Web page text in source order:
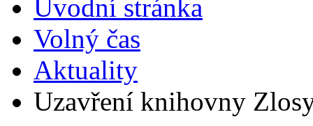
Úvodní stránka
Volný čas
Aktuality
Uzavření knihovny